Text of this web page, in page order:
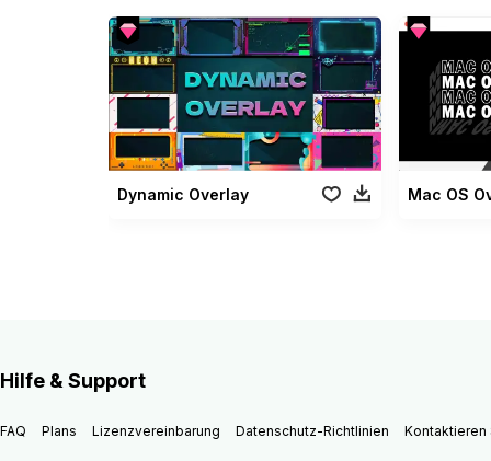
Dynamic Overlay Mac OS
Hilfe & Support
FAQ Plans Lizenzvereinbarung Datenschutz-Richtlinien Kontaktieren